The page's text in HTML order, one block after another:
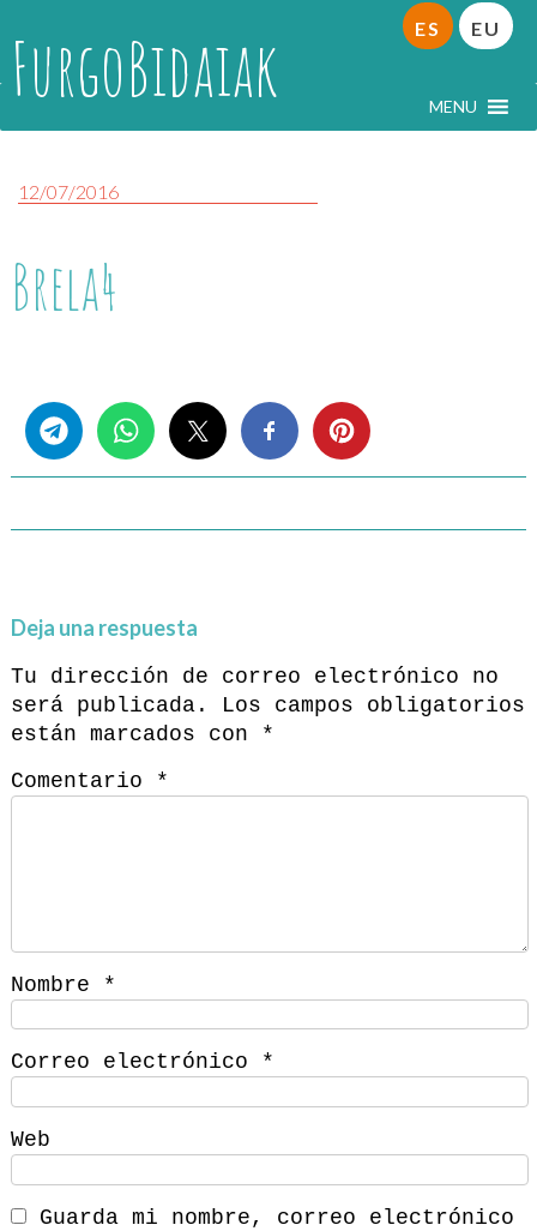
FurgoBidaiak MENU
ES EU
12/07/2016
Brela4
Deja una respuesta
Tu dirección de correo electrónico no
será publicada.
Los campos obligatorios
están marcados con
*
Comentario
*
Nombre *
Correo electrónico *
Web
Guarda mi nombre, correo electrónico